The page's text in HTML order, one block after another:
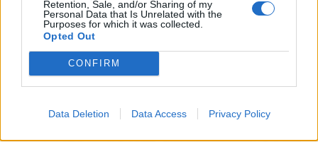
Retention, Sale, and/or Sharing of my
Personal Data that Is Unrelated with the
Purposes for which it was collected.
Opted Out
CONFIRM
Data Deletion Data Access Privacy Policy